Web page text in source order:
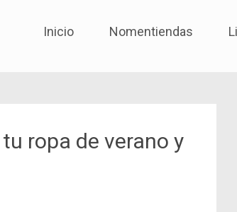
solo
Inicio Nomentiendas
ropa de verano y